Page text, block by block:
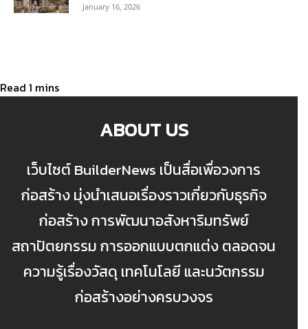
January 16, 2026
ABOUT US
เว็บไซต์ BuilderNews เป็นสื่อเพื่อวงการ
ก่อสร้าง มุ่งนำเสนอเรื่องราวเกี่ยวกับธุรกิจ
ก่อสร้าง การพัฒนาอสังหาริมทรัพย์
สถาปัตยกรรม การออกแบบตกแต่ง ตลอดจน
ความรู้เรื่องวัสดุ เทคโนโลยี และนวัตกรรม
ก่อสร้างอย่างครบวงจร